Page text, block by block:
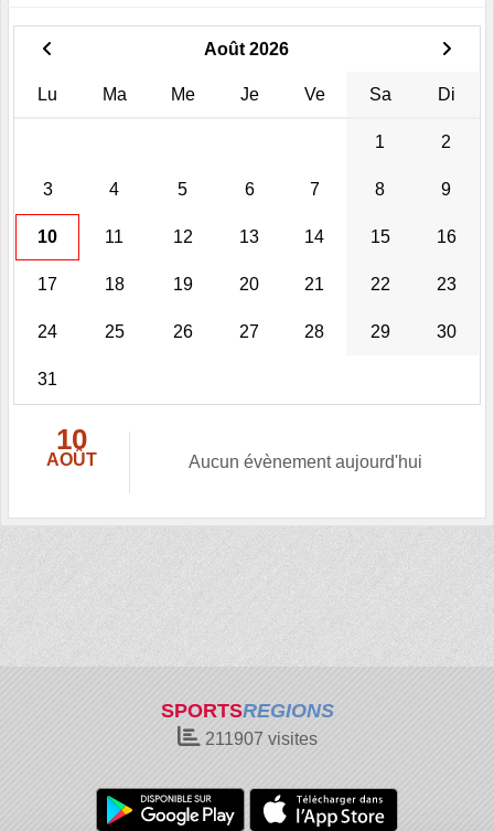
Août 2026
Lu Ma Me Je Ve Sa Di
1 2
3 4 5 6 7 8 9
10 11 12 13 14 15 16
17 18 19 20 21 22 23
24 25 26 27 28 29 30
31
10
AOÛT Aucun évènement aujourd'hui
SPORTSREGIONS
211907 visites